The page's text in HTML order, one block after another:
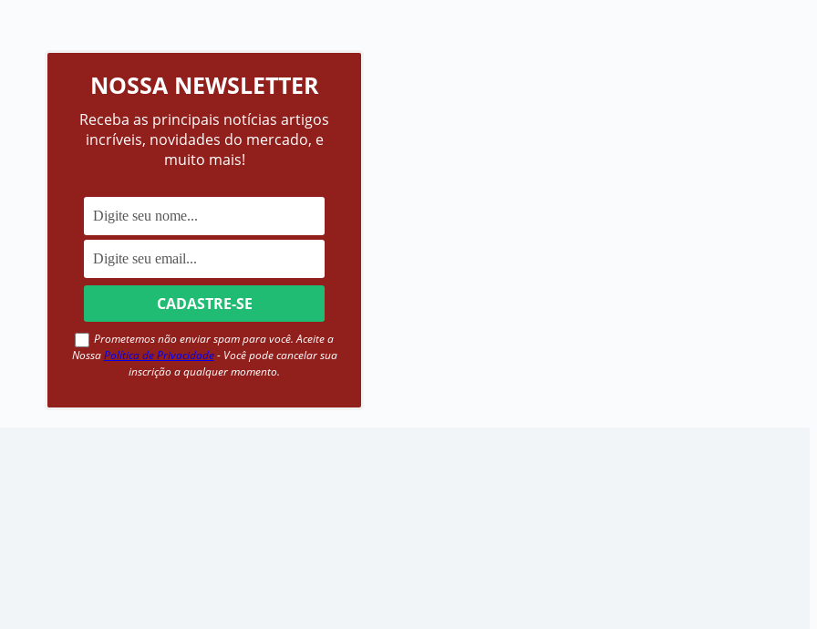
NOSSA NEWSLETTER
Receba as principais notícias artigos
incríveis, novidades do mercado, e
muito mais!
Prometemos não enviar spam para você. Aceite a
NossaPolítica de Privacidade- Você pode cancelar sua
inscrição a qualquer momento.